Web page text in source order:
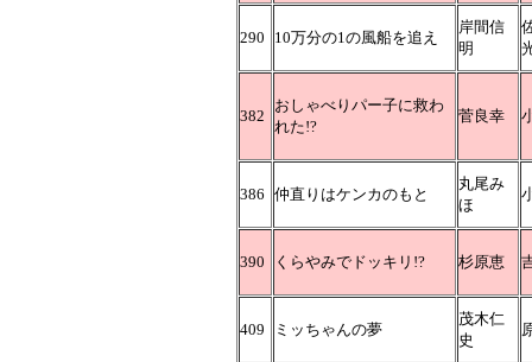
290 10万分の1の風船を追え
岸間信
明
382
おしゃべりパー子に救わ
れた!?
菅良幸
386 仲直りはケンカのもと
丸尾み
ほ
390 くらやみでドッキリ!? 杉原恵
409 ミッちゃんの夢
茂木仁
史